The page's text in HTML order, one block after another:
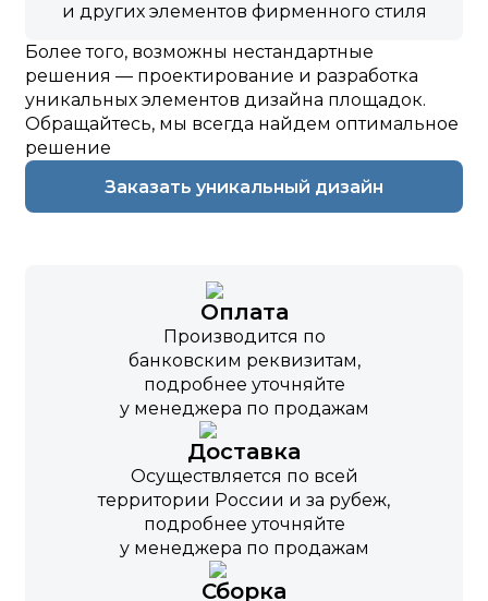
и других элементов фирменного стиля
Более того, возможны нестандартные
решения — проектирование и разработка
уникальных элементов дизайна площадок.
Обращайтесь, мы всегда найдем оптимальное
решение
Заказать уникальный дизайн
Оплата
Производится по
банковским реквизитам,
подробнее уточняйте
у менеджера по продажам
Доставка
Осуществляется по всей
территории России и за рубеж,
подробнее уточняйте
у менеджера по продажам
Сборка